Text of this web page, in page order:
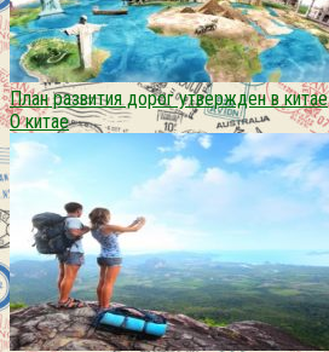
План развития дорог утвержден в китае
О китае